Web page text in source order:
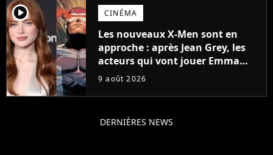
player2 CINÉMA
Les nouveaux X-Men sont en
approche : après Jean Grey, les
acteurs qui vont jouer Emma
Frost et Cyclope trouvés !
9 août 2026
DERNIÈRES NEWS